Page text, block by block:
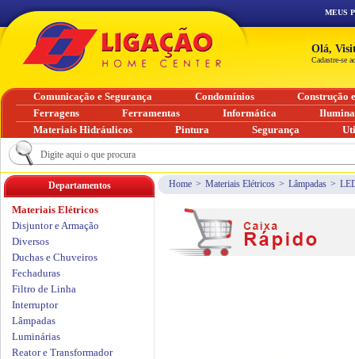
Home > Materiais Elétricos > Lâmpadas >
Departamentos
Materiais Elétricos
Disjuntor e Armação
Diversos
Duchas e Chuveiros
Fechaduras
Filtro de Linha
Interruptor
Lâmpadas
Luminárias
Reator e Transformador
MEUS
Olá,
Cadastre-se
Comunicação e Segurança Condomínios
Construção
Ferragens
Ferramentas Informática
Materiais Hidráulicos
Pintura Segurança